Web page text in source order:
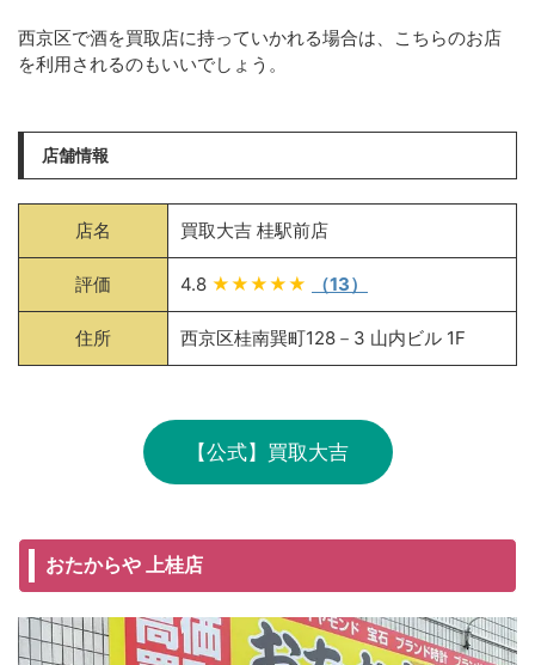
西京区で酒を買取店に持っていかれる場合は、こちらのお店
を利用されるのもいいでしょう。
店舗情報
店名 買取大吉 桂駅前店
評価 4.8 ★★★★★ （13）
住所 西京区桂南巽町128－3 山内ビル 1F
【公式】買取大吉
おたからや 上桂店